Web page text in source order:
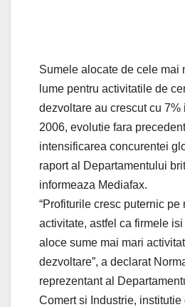
Sumele alocate de cele mai
lume pentru activitatile de
dezvoltare au crescut cu
2006, evolutie fara
intensificarea concurentei
raport al Departamentului
informeaza Mediafax.
“Profiturile cresc puternic pe
activitate, astfel ca firmele
aloce sume mai mari
dezvoltare”, a declarat
reprezentant al
Comert si Industrie, institutie